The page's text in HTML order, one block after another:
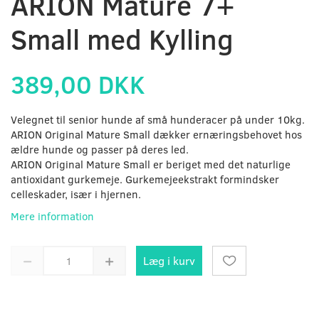
Small med Kylling
389,00 DKK
Velegnet til senior hunde af små hunderacer på under 10kg.
ARION Original Mature Small dækker ernæringsbehovet hos
ældre hunde og passer på deres led.
ARION Original Mature Small er beriget med det naturlige
antioxidant gurkemeje. Gurkemejeekstrakt formindsker
celleskader, især i hjernen.
Mere information
Læg i kurv